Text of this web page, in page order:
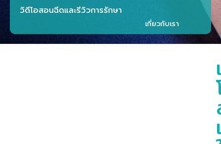
วิดีโอสอนฉีดและรีวิวการรักษา
เกี่ยวกับเรา